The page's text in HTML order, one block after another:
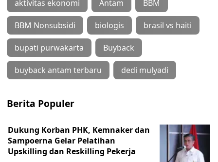
aktivitas ekonomi Antam BBM
BBM Nonsubsidi biologis brasil vs haiti
bupati purwakarta Buyback
buyback antam terbaru dedi mulyadi
Berita Populer
Dukung Korban PHK, Kemnaker dan
Sampoerna Gelar Pelatihan
Upskilling dan Reskilling Pekerja